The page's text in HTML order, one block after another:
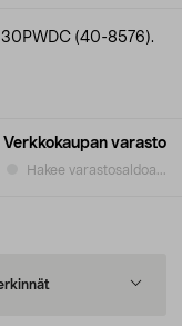
Verkkokaupan varasto
Hakee varastosaldoa...
(40-8576).